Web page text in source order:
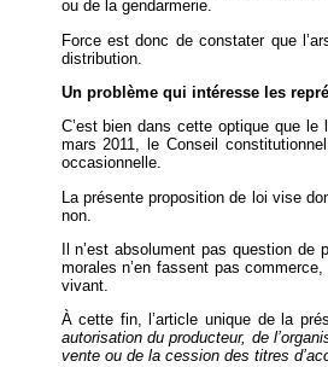
ou de la gendarmerie.
Force est donc de constater que
distribution.
Un problème qui intéresse les
C’est bien dans cette optique que
mars 2011, le Conseil
occasionnelle.
La présente proposition de loi vise
non.
Il n’est absolument pas question
morales n’en fassent pas
vivant.
À cette fin, l’article unique de la
autorisation du producteur, de
vente ou de la cession des titres